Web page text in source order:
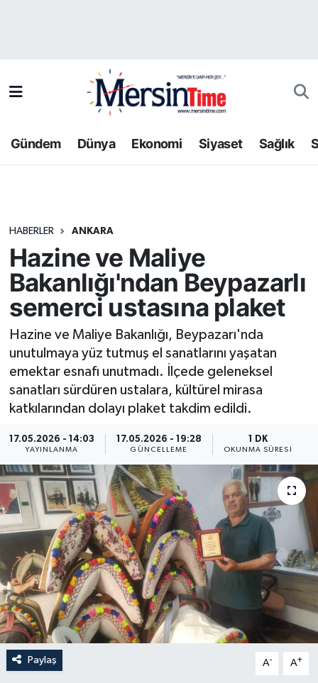
Gündem Dünya Ekonomi Siyaset Sağlık
HABERLER ANKARA
Hazine ve Maliye
Bakanlığı'ndan Beypazarlı
semerci ustasına plaket
Hazine ve Maliye Bakanlığı, Beypazarı'nda
unutulmaya yüz tutmuş el sanatlarını yaşatan
emektar esnafı unutmadı. İlçede geleneksel
sanatları sürdüren ustalara, kültürel mirasa
katkılarından dolayı plaket takdim edildi.
17.05.2026 - 14:03
YAYINLANMA
17.05.2026 - 19:28
GÜNCELLEME
1 DK
OKUNMA SÜRESI
Paylaş A- A+
Bilim-Teknoloji
Dünya
Ekonomi
Gündem
Kültür-Sanat
Resmi İlan
Sağlık
Siyaset
Spor
Yaşam
Trafik Durumu
Tüm Manşetler
Haber Arşivi